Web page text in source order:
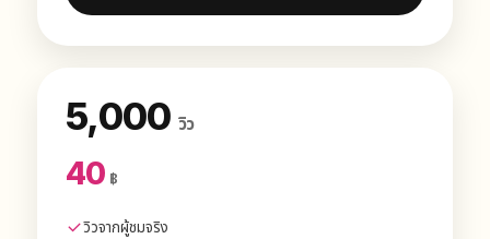
5,000 วิว
40 ฿
วิวจากผู้ชมจริง